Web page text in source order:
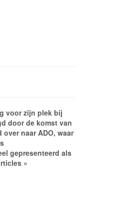
voor zijn plek bij
door de komst van
naar ADO, waar
gepresenteerd als
»